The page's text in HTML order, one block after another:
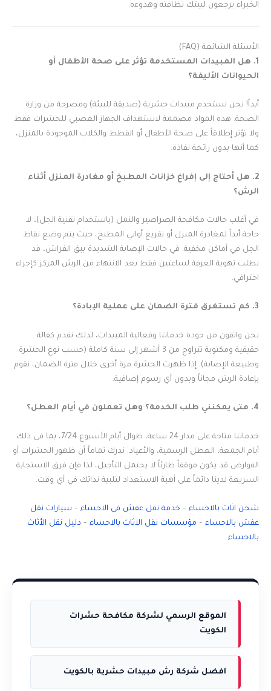
الخبراء يرجعون لبيتك نظافته وهدوءه.
الأسئلة الشائعة (FAQ)
1. هل المبيدات المستخدمة تؤثر على صحة الأطفال أو
الحيوانات الأليفة؟
أبداً! نحن نستخدم مبيدات حشرية (صديقة للبيئة) ومصرحة من وزارة
الصحة. هذه المواد مصممة لاستهداف الجهاز العصبي للحشرات فقط
ولا تؤثر إطلاقاً على صحة الأطفال أو القطط والكلاب الموجودة بالمنزل،
كما أنها بدون رائحة نفاذة.
2. هل أحتاج إلى إفراغ خزانات المطبخ أو مغادرة المنزل أثناء
الرش؟
في أغلب حالات مكافحة الصراصير والنمل (باستخدام تقنية الجل)، لا
حاجة أبداً لمغادرة المنزل أو تفريغ أواني المطبخ، حيث يتم وضع نقاط
الجل في أماكن مخفية. في حالات الإصابة الشديدة ببق الفراش، قد
نطلب تهوية الغرفة لساعتين فقط بعد الانتهاء من الرش المركز كإجراء
احترافي.
3. كم تستغرق فترة الضمان على عملية الإبادة؟
نحن واثقون من جودة خدماتنا وفعالية المبيدات، لذلك نقدم كفالة
حقيقية ومكتوبة تتراوح من 3 أشهر إلى سنة كاملة (حسب نوع الحشرة
وطبيعة الإصابة). إذا ظهرت الحشرة مرة أخرى خلال فترة الضمان، نقوم
بإعادة الرش مجاناً وبدون أي رسوم إضافية.
4. متى يمكنني طلب الخدمة؟ وهل تعملون في أيام العطل؟
خدماتنا متاحة على مدار 24 ساعة، طوال أيام الأسبوع 7/24، بما في ذلك
أيام الجمعة، العطل الرسمية، والأعياد. ندرك تماماً أن ظهور الحشرات أو
القوارض قد يكون موقفاً طارئاً لا يحتمل التأجيل، لذا فإن فرق الاستجابة
السريعة لدينا دائماً على أهبة الاستعداد لتلبية ندائك في أي وقت.
شحن اثاث بالاحساء – خدمة نقل عفش فى الاحساء – سيارات نقل
عفش بالاحساء – مؤسسات نقل الاثاث بالاحساء – دليل نقل الأثاث
بالاحساء
الموقع الرسمي لشركة مكافحة حشرات
الكويت
افضل شركة رش مبيدات حشرية بالكويت